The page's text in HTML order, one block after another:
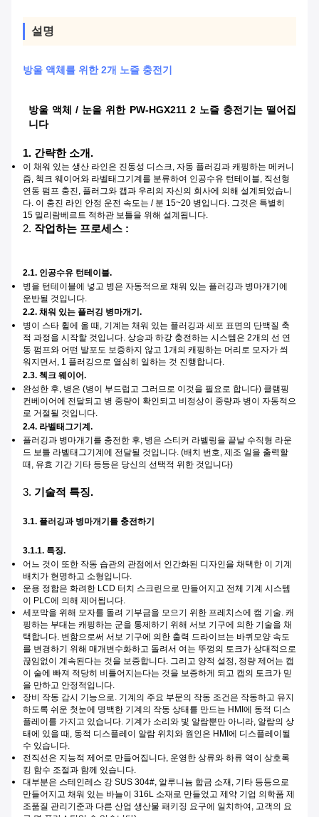
설명
방울 액체를 위한 2개 노즐 충전기
방울 액체 / 눈을 위한 PW-HGX211 2 노즐 충전기는 떨어집
니다
1. 간략한 소개.
이 채워 있는 생산 라인은 진동성 디스크, 자동 플러깅과 캐핑하는 메커니
즘, 첵크 웨이어와 라벨태그기계를 분류하여 인공수유 턴테이블, 직선형
연동 펌프 충진, 플러그와 캡과 우리의 자신의 회사에 의해 설계되었습니
다. 이 충진 라인 안정 운전 속도는 / 분 15~20 병입니다. 그것은 특별히
15 밀리람베르트 적하관 보틀을 위해 설계됩니다.
2. 작업하는 프로세스 :
2.1. 인공수유 턴테이블.
병을 턴테이블에 넣고 병은 자동적으로 채워 있는 플러깅과 병마개기에
운반될 것입니다.
2.2. 채워 있는 플러깅 병마개기.
병이 스타 휠에 올 때, 기계는 채워 있는 플러깅과 세포 표면의 단백질 축
적 과정을 시작할 것입니다. 상승과 하강 충전하는 시스템은 2개의 선 연
동 펌프와 어떤 발포도 보증하지 않고 1개의 캐핑하는 머리로 모자가 씌
워지면서, 1 플러깅으로 열심히 일하는 것 진행합니다.
2.3. 첵크 웨이어.
완성한 후, 병은 (병이 부드럽고 그러므로 이것을 필요로 합니다) 클램핑
컨베이어에 전달되고 병 중량이 확인되고 비정상이 중량과 병이 자동적으
로 거절될 것입니다.
2.4. 라벨태그기계.
플러깅과 병마개기를 충전한 후, 병은 스티커 라벨링을 끝날 수직형 라운
드 보틀 라벨태그기계에 전달될 것입니다. (배치 번호, 제조 일을 출력할
때, 유효 기간 기타 등등은 당신의 선택적 위한 것입니다)
3. 기술적 특징.
3.1. 플러깅과 병마개기를 충전하기
3.1.1. 특징.
어느 것이 또한 작동 습관의 관점에서 인간화된 디자인을 채택한 이 기계
배치가 현명하고 소형입니다.
운용 정합은 화려한 LCD 터치 스크린으로 만들어지고 전체 기계 시스템
이 PLC에 의해 제어됩니다.
세포막을 위해 모자를 돌려 기부금을 모으기 위한 프레치스에 캠 기술. 캐
핑하는 부대는 캐핑하는 군을 통제하기 위해 서보 기구에 의한 기술을 채
택합니다. 변함으로써 서보 기구에 의한 출력 드라이브는 바퀴모양 속도
를 변경하기 위해 매개변수화하고 돌려서 여는 뚜껑의 토크가 상대적으로
끊임없이 계속된다는 것을 보증합니다. 그리고 양적 설정, 정량 제어는 캡
이 술에 빠져 적당히 비틀어지는다는 것을 보증하게 되고 캡의 토크가 믿
을 만하고 안정적입니다.
장비 작동 감시 기능으로. 기계의 주요 부문의 작동 조건은 작동하고 유지
하도록 쉬운 첫눈에 명백한 기계의 작동 상태를 만드는 HMI에 동적 디스
플레이를 가지고 있습니다. 기계가 소리와 빛 알람뿐만 아니라, 알람의 상
태에 있을 때, 동적 디스플레이 알람 위치와 원인은 HMI에 디스플레이될
수 있습니다.
전직선은 지능적 제어로 만들어집니다, 운영한 상류와 하류 역이 상호록
킹 함수 조절과 함께 있습니다.
대부분은 스테인레스 강 SUS 304#, 알루니늄 합금 소재, 기타 등등으로
만들어지고 채워 있는 바늘이 316L 소재로 만들었고 제약 기업 의학품 제
조품질 관리기준과 다른 산업 생산물 패키징 요구에 일치하여, 고객의 요